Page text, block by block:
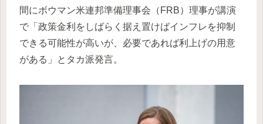
間にボウマン米連邦準備理事会（FRB）理事が講演
で「政策金利をしばらく据え置けばインフレを抑制
できる可能性が高いが、必要であれば利上げの用意
がある」とタカ派発言。